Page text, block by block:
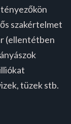
szakértelmet
(ellentétben
tüzek stb.